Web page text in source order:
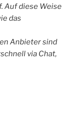
Auf diese Weise
das
Anbieter sind
via Chat,